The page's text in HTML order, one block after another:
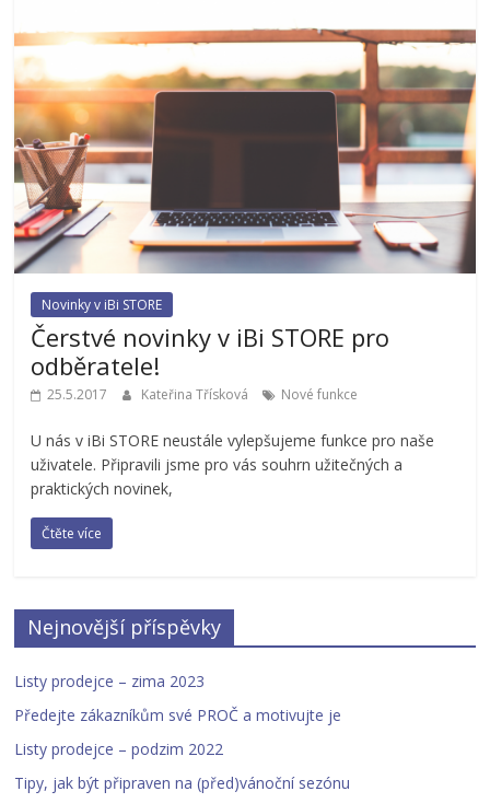
Novinky v iBi STORE
Čerstvé novinky v iBi STORE pro
odběratele!
25.5.2017 Kateřina Třísková Nové funkce
U nás v iBi STORE neustále vylepšujeme funkce pro naše
uživatele. Připravili jsme pro vás souhrn užitečných a
praktických novinek,
Čtěte více
Nejnovější příspěvky
Listy prodejce – zima 2023
Předejte zákazníkům své PROČ a motivujte je
Listy prodejce – podzim 2022
Tipy, jak být připraven na (před)vánoční sezónu